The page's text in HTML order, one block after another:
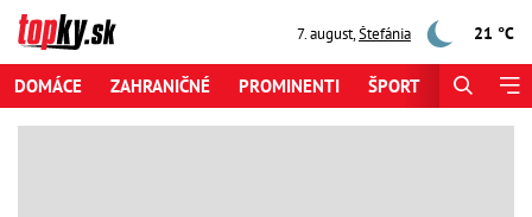
7. august,Štefánia 21 °C
DOMÁCE ZAHRANIČNÉ PROMINENTI ŠPORT